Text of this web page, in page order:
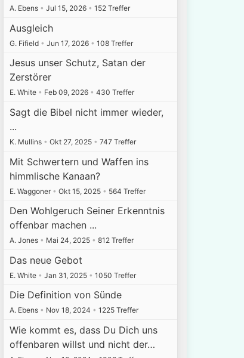
A. Ebens • Jul 15, 2026 • 152 Treffer
Ausgleich
G. Fifield • Jun 17, 2026 • 108 Treffer
Jesus unser Schutz, Satan der
Zerstörer
E. White • Feb 09, 2026 • 430 Treffer
Sagt die Bibel nicht immer wieder,
...
K. Mullins • Okt 27, 2025 • 747 Treffer
Mit Schwertern und Waffen ins
himmlische Kanaan?
E. Waggoner • Okt 15, 2025 • 564 Treffer
Den Wohlgeruch Seiner Erkenntnis
offenbar machen ...
A. Jones • Mai 24, 2025 • 812 Treffer
Das neue Gebot
E. White • Jan 31, 2025 • 1050 Treffer
Die Definition von Sünde
A. Ebens • Nov 18, 2024 • 1225 Treffer
Wie kommt es, dass Du Dich uns
offenbaren willst und nicht der…